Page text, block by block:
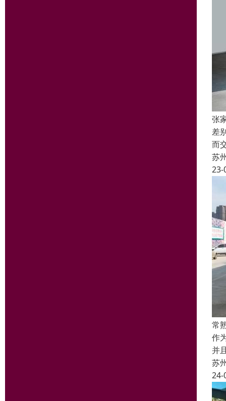
张
差
而
苏
23-
常
作
并
苏
24-